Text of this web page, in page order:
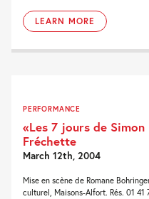
LEARN MORE
PERFORMANCE
«Les 7 jours de
Fréchette
March 12th, 2004
Mise en scène de Romane
culturel, Maisons-Alfort. Rés. 01 41